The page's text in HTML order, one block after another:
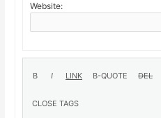
Website: